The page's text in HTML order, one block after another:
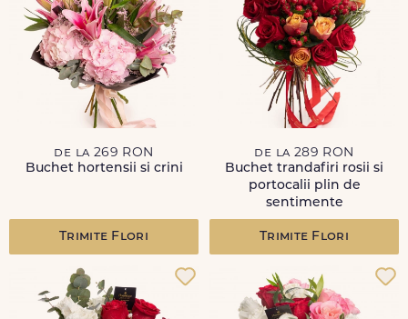
de la 269 RON
Buchet hortensii si crini
Trimite Flori
de la 289 RON
Buchet trandafiri rosii si
portocalii plin de
sentimente
Trimite Flori